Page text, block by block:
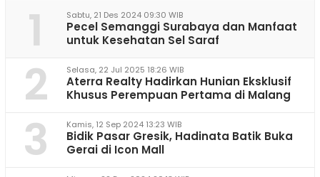
1 Sabtu, 21 Des 2024 09:30 WIB
Pecel Semanggi Surabaya dan Manfaat
untuk Kesehatan Sel Saraf
2 Selasa, 22 Jul 2025 18:26 WIB
Aterra Realty Hadirkan Hunian Eksklusif
Khusus Perempuan Pertama di Malang
3 Kamis, 12 Sep 2024 13:23 WIB
Bidik Pasar Gresik, Hadinata Batik Buka
Gerai di Icon Mall